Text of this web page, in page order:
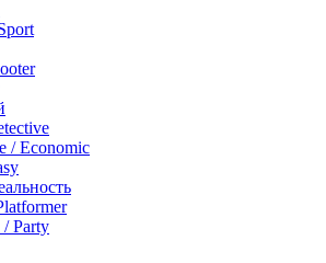
/ Economic
Party